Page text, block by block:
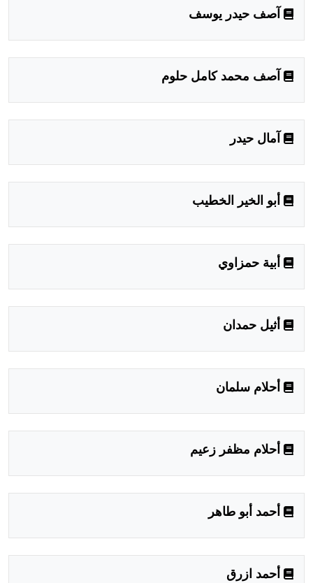
آصف حيدر يوسف
آصف محمد كامل حلوم
آمال حيدر
أبو الخير الخطيب
أبية حمزاوي
أثيل حمدان
أحلام سلمان
أحلام مظفر زعيم
أحمد أبو طاهر
أحمد ازرق